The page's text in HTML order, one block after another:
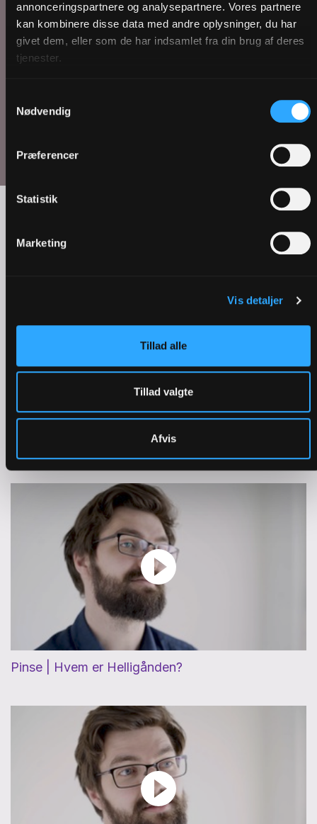
annonceringspartnere og analysepartnere. Vores partnere
kan kombinere disse data med andre oplysninger, du har
givet dem, eller som de har indsamlet fra din brug af deres
tjenester.
Nødvendig
Præferencer
Statistik
Marketing
Vis detaljer
Tillad alle
Tillad valgte
Afvis
Kristi Himmelfart | Derfor fejrer vi den
Pinse | Hvem er Helligånden?